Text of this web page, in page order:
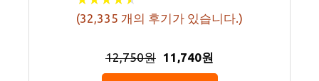
(32,335 개의 후기가 있습니다.)
12,750원 11,740원